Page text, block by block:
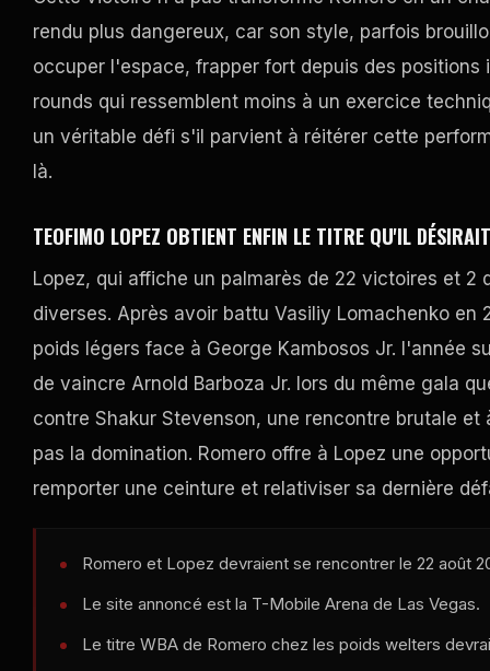
rendu plus dangereux, car son style, parfois
occuper l'espace, frapper fort depuis des
rounds qui ressemblent moins à un exercice
un véritable défi s'il parvient à réitérer cette
là.
TEOFIMO LOPEZ OBTIENT ENFIN LE TITRE QU'IL
Lopez, qui affiche un palmarès de 22 victoires et 2
diverses. Après avoir battu Vasiliy Lomachenko
poids légers face à George Kambosos Jr. l'année
de vaincre Arnold Barboza Jr. lors du même gala
contre Shakur Stevenson, une rencontre brutale
pas la domination. Romero offre à Lopez une
remporter une ceinture et relativiser sa dernière
Romero et Lopez devraient se rencontrer le 22 août
Le site annoncé est la T-Mobile Arena de Las Vegas.
Le titre WBA de Romero chez les poids welters